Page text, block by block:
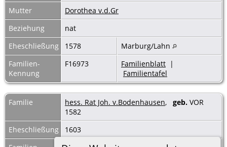
Mutter
Dorothea v.d.Gr
Beziehung
nat
Eheschließung
1578
Marburg/Lahn
Familien-
Kennung
F16973 Familienblatt |
Familientafel
Familie hess. Rat Joh. v.Bodenhausen, geb. VOR
1582
Eheschließung
1603